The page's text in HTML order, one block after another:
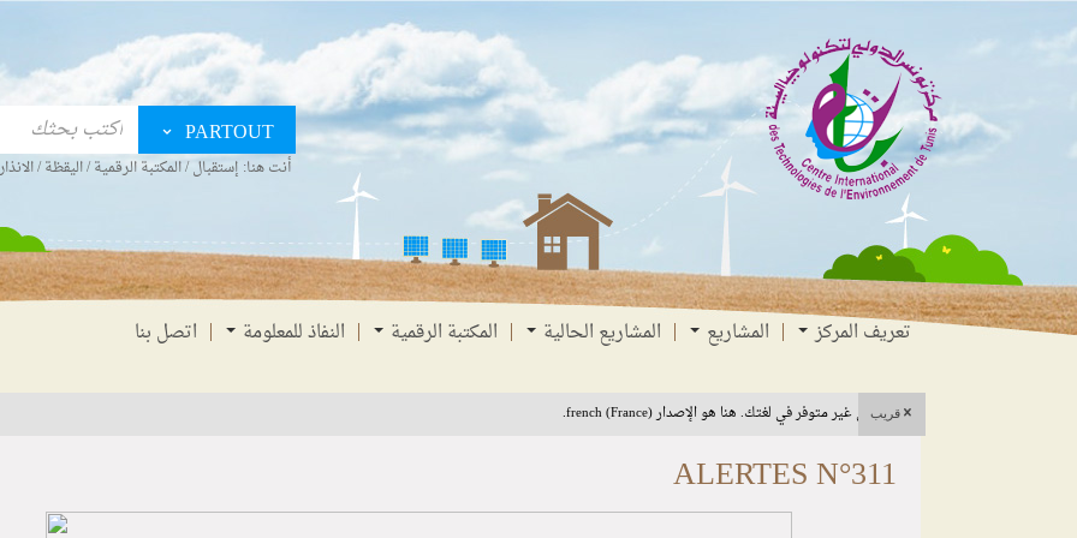
انتقل
القائمة
انتقال
المحتوى
الانتقال
البحث
PARTOUT
أنت هنا: إستقبال/المكتبة الرقمية/اليقظة/
تعريف المركز المشاريع المشاريع الحالية المكتبة الرقمية النفاذ للمعلومة اتصل بنا
هذا المحتوى غير متوفر في لغتك. هنا هو الإصدار french (France).
قريب
ALERTES N°311